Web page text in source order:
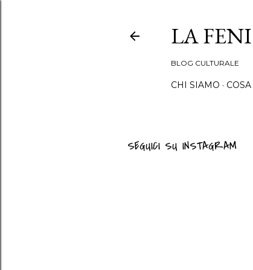
LA
BLOG CULTURALE
CHI SIAMO
SEGUICI SU INSTAGRAM